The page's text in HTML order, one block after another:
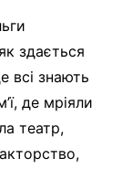
здається
всі знають
де мріяли
театр,